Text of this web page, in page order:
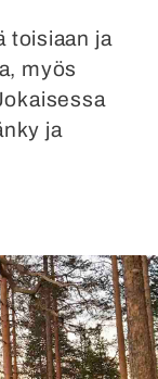
toisiaan ja
myös
ja